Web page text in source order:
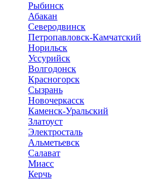
Рыбинск
Абакан
Северодвинск
Петропавловск-Камчатский
Норильск
Уссурийск
Волгодонск
Красногорск
Сызрань
Новочеркасск
Каменск-Уральский
Златоуст
Электросталь
Альметьевск
Салават
Миасс
Керчь